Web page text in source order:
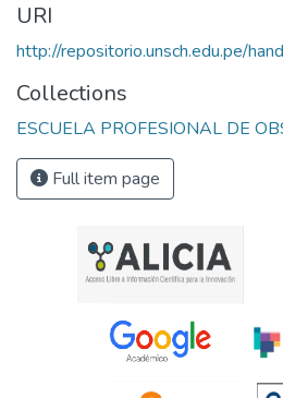
URI
http://repositorio.unsch.edu.pe/
Collections
ESCUELA PROFESIONAL DE
Full item page